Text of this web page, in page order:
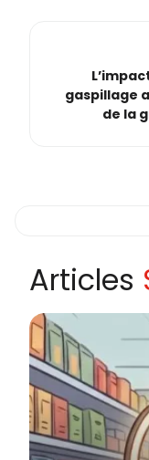
gaspillage
de la
Articles